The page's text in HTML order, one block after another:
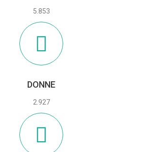
5.853
DONNE
2.927